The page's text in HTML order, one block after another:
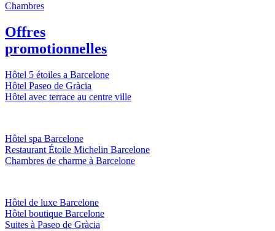
Chambres
Offres
promotionnelles
Hôtel 5 étoiles a Barcelone
Hôtel Paseo de Gràcia
Hôtel avec terrace au centre ville
Hôtel spa Barcelone
Restaurant Étoile Michelin Barcelone
Chambres de charme à Barcelone
Hôtel de luxe Barcelone
Hôtel boutique Barcelone
Suites à Paseo de Gràcia